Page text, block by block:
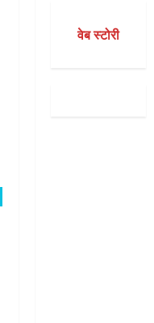
वेब स्टोरी